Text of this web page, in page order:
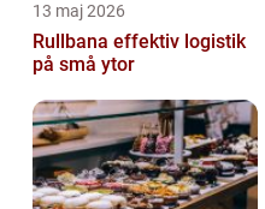
13 maj 2026
Rullbana effektiv logistik
på små ytor